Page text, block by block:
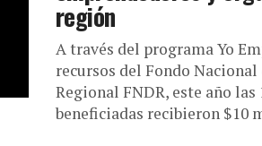
región
A través del programa Yo
recursos del Fondo
Regional FNDR, este año
beneficiadas recibieron $10